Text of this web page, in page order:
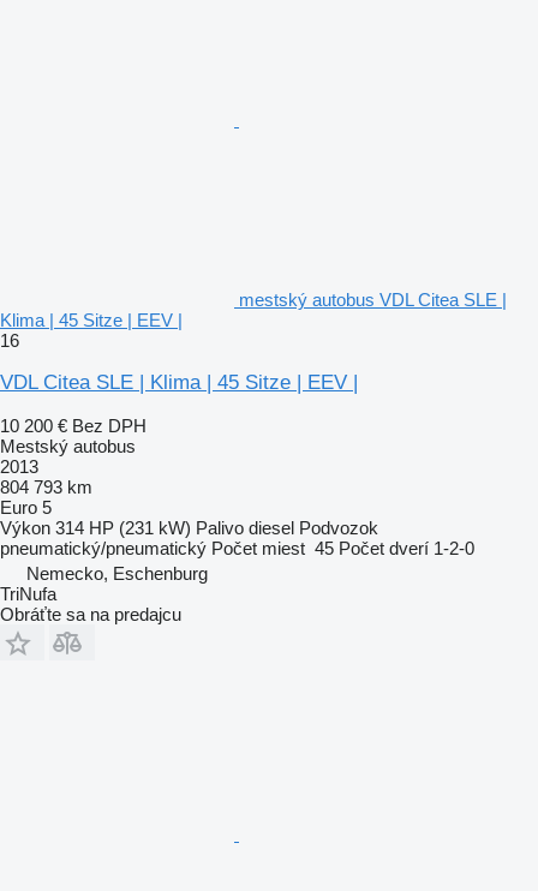
mestský autobus VDL Citea SLE |
Klima | 45 Sitze | EEV |
16
VDL Citea SLE | Klima | 45 Sitze | EEV |
10 200 € Bez DPH
Mestský autobus
2013
804 793 km
Euro 5
Výkon 314 HP (231 kW) Palivo diesel Podvozok
pneumatický/pneumatický Počet miest 45 Počet dverí 1-2-0
Nemecko, Eschenburg
TriNufa
Obráťte sa na predajcu